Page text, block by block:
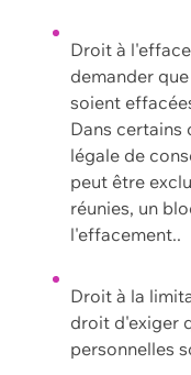
Droit à
demander
soient
Dans certains
légale de
peut être
réunies, un
l'effacement..
Droit à la
droit d'exiger
personnelles